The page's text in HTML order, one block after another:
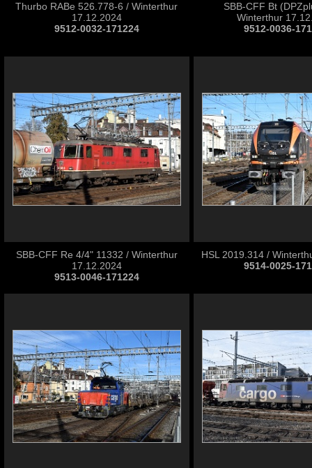
Thurbo RABe 526.778-6 / Winterthur
17.12.2024
9512-0032-171224
SBB-CFF Bt
Winterthur
9512-0036-
SBB-CFF Re 4/4" 11332 / Winterthur
17.12.2024
9513-0046-171224
HSL 2019.314 /
9514-0025-